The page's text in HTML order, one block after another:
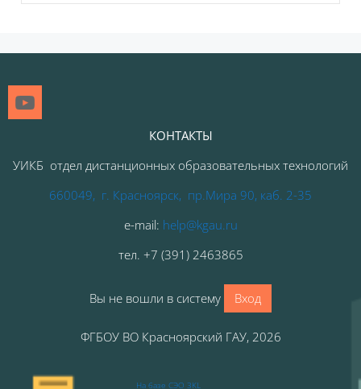
КОНТАКТЫ
УИКБ отдел дистанционных образовательных технологий
660049, г. Красноярск, пр.Мира 90, каб. 2-35
e-mail: help@kgau.ru
тел. +7 (391) 2463865
Вы не вошли в систему Вход
ФГБОУ ВО Красноярский ГАУ, 2026
На базе СЭО 3KL